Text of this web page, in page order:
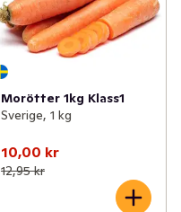
Morötter 1kg Klass1
Sverige, 1 kg
10,00 kr
12,95 kr